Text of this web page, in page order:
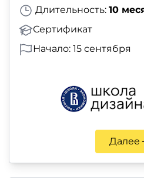
Длительность: 10
Сертификат
Начало: 15 сентября
Далее